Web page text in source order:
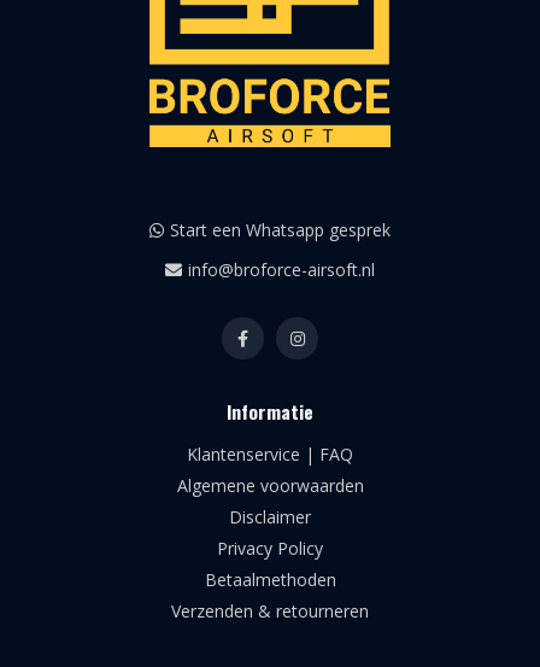
Start een Whatsapp gesprek
info@broforce-airsoft.nl
Informatie
Klantenservice | FAQ
Algemene voorwaarden
Disclaimer
Privacy Policy
Betaalmethoden
Verzenden & retourneren